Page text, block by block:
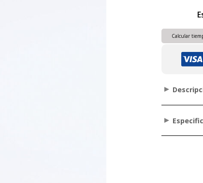
Calcular